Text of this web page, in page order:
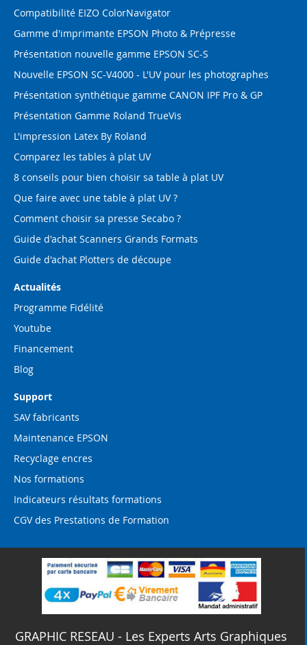
Compatibilité EIZO ColorNavigator
Gamme d'imprimante EPSON Photo & Prépresse
Présentation nouvelle gamme EPSON SC-S
Nouvelle EPSON SC-V4000 - L'UV pour les photographes
Présentation synthétique gamme CANON IPF Pro & GP
Présentation Gamme Roland TrueVis
L'impression Latex By Roland
Comparez les tables à plat UV
8 conseils pour bien choisir sa table à plat UV
Que faire avec une table à plat UV ?
Comment choisir sa presse Secabo ?
Guide d'achat Scanners Grands Formats
Guide d'achat Plotters de découpe
Actualités
Programme Fidélité
Youtube
Financement
Blog
Support
SAV fabricants
Maintenance EPSON
Recyclage encres
Nos formations
Indicateurs résultats formations
CGV des Prestations de Formation
GRAPHIC RESEAU - Les Experts Arts Graphiques